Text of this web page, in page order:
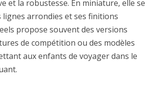
et la robustesse. En miniature, elle se
arrondies et ses finitions
propose souvent des versions
de compétition ou des modèles
aux enfants de voyager dans le